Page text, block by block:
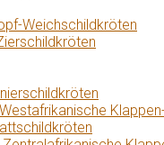
Weichschildkröten